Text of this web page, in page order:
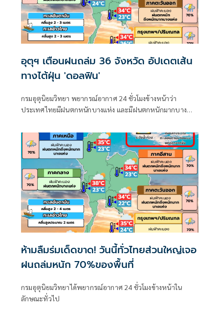
อุตุฯ เตือนฝนถล่ม 36 จังหวัด อัปเดตเส้น
ทางไต้ฝุ่น 'ดอลฟิน'
กรมอุตุนิยมวิทยา พยากรณ์อากาศ 24 ชั่วโมงข้างหน้าว่า
ประเทศไทยมีฝนตกหนักบางแห่ง และมีฝนตกหนักมากบาง
ห้ามลืมร่มเด็ดขาด! วันนี้ทั่วไทยส่วนใหญ่เจอ
ฝนถล่มหนัก 70%ของพื้นที่
กรมอุตุนิยมวิทยาได้พยากรณ์อากาศ 24 ชั่วโมงข้างหน้าใน
ลักษณะทั่วไป